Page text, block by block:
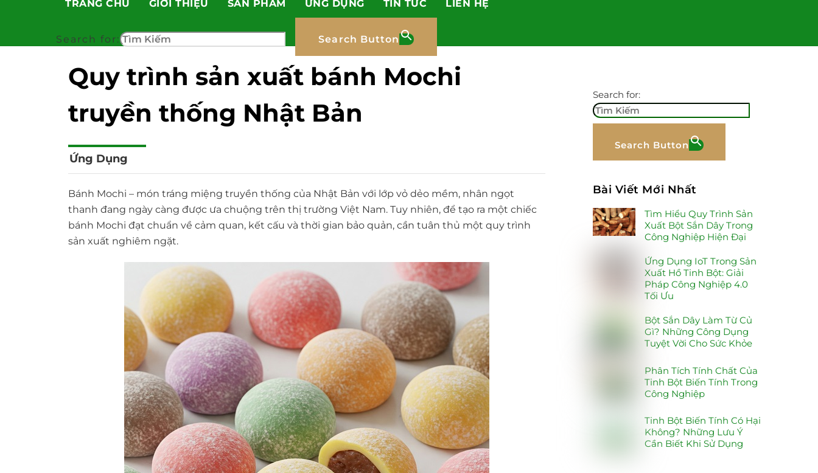
TRANG CHỦ GIỚI THIỆU SẢN PHẨM ỨNG DỤNG TIN TỨC LIÊN HỆ
Search for: Search Button
Quy trình sản xuất bánh Mochi
truyền thống Nhật Bản
Ứng Dụng
Bánh Mochi – món tráng miệng truyền thống của Nhật Bản với lớp vỏ dẻo mềm, nhân ngọt
thanh đang ngày càng được ưa chuộng trên thị trường Việt Nam. Tuy nhiên, để tạo ra một chiếc
bánh Mochi đạt chuẩn về cảm quan, kết cấu và thời gian bảo quản, cần tuân thủ một quy trình
sản xuất nghiêm ngặt.
Search for:
Search Button
Bài Viết Mới Nhất
Tìm Hiểu Quy Trình Sản
Xuất Bột Sắn Dây Trong
Công Nghiệp Hiện Đại
Ứng Dụng IoT Trong Sản
Xuất Hồ Tinh Bột: Giải
Pháp Công Nghiệp 4.0
Tối Ưu
Bột Sắn Dây Làm Từ Củ
Gì? Những Công Dụng
Tuyệt Vời Cho Sức Khỏe
Phân Tích Tính Chất Của
Tinh Bột Biến Tính Trong
Công Nghiệp
Tinh Bột Biến Tính Có Hại
Không? Những Lưu Ý
Cần Biết Khi Sử Dụng